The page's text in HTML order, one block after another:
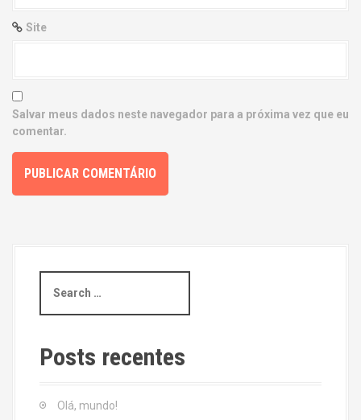
Site
Salvar meus dados neste navegador para a próxima vez que eu
comentar.
a
c
h
Posts recentes
Olá, mundo!